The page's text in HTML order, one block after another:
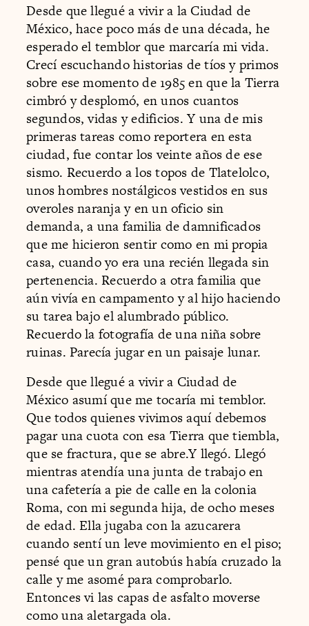
Desde que llegué a vivir a la Ciudad de
México, hace poco más de una década, he
esperado el temblor que marcaría mi vida.
Crecí escuchando historias de tíos y primos
sobre ese momento de 1985 en que la Tierra
cimbró y desplomó, en unos cuantos
segundos, vidas y edificios. Y una de mis
primeras tareas como reportera en esta
ciudad, fue contar los veinte años de ese
sismo. Recuerdo a los topos de Tlatelolco,
unos hombres nostálgicos vestidos en sus
overoles naranja y en un oficio sin
demanda, a una familia de damnificados
que me hicieron sentir como en mi propia
casa, cuando yo era una recién llegada sin
pertenencia. Recuerdo a otra familia que
aún vivía en campamento y al hijo haciendo
su tarea bajo el alumbrado público.
Recuerdo la fotografía de una niña sobre
ruinas. Parecía jugar en un paisaje lunar.
Desde que llegué a vivir a Ciudad de
México asumí que me tocaría mi temblor.
Que todos quienes vivimos aquí debemos
pagar una cuota con esa Tierra que tiembla,
que se fractura, que se abre.Y llegó. Llegó
mientras atendía una junta de trabajo en
una cafetería a pie de calle en la colonia
Roma, con mi segunda hija, de ocho meses
de edad. Ella jugaba con la azucarera
cuando sentí un leve movimiento en el piso;
pensé que un gran autobús había cruzado la
calle y me asomé para comprobarlo.
Entonces vi las capas de asfalto moverse
como una aletargada ola.